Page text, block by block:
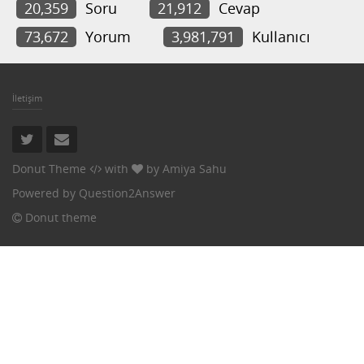
20,359 Soru 21,912
Cevap
73,672
Yorum 3,981,791 Kullanıcı
İletişim
Donut Theme with by Amiya Sahu
Powered by Question2Answer
Donut theme